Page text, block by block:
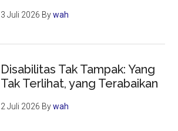
3 Juli 2026 Bywah
Disabilitas Tak Tampak: Yang
Tak Terlihat, yang Terabaikan
2 Juli 2026 Bywah